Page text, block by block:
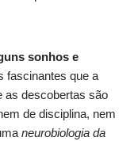
sonhos e
fascinantes que a
as descobertas são
de disciplina, nem
neurobiologia da